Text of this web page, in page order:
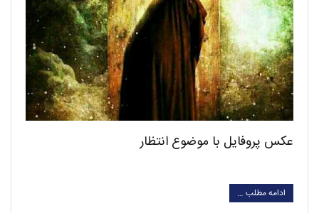
عکس پروفایل با موضوع انتظار
ادامه مطلب …